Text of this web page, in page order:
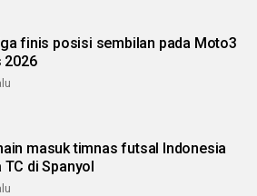
finis posisi sembilan pada Moto3
2026
masuk timnas futsal Indonesia
TC di Spanyol